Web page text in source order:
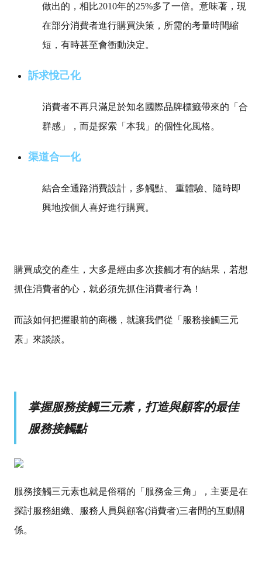
做出的，相比2010年的25%多了一倍。意味著，現
在部分消費者進行購買決策，所需的考量時間縮
短，有時甚至會衝動決定。
訴求悅己化
消費者不再只滿足於知名國際品牌標籤帶來的「合
群感」，而是探索「本我」的個性化風格。
渠道合一化
結合全通路消費設計，多觸點、 重體驗、隨時即
興地按個人喜好進行購買。
購買成交的產生，大多是經由多次接觸才有的結果， 若想
抓住消費者的心，就必須先抓住消費者行為！
而該如何把握眼前的商機，就讓我們從「服務接觸三元
素」來談談。
掌握服務接觸三元素，打造與顧客的最佳
服務接觸點
服務接觸三元素也就是俗稱的「服務金三角」，主要是在
探討服務組織、服務人員與顧客(消費者)三者間的互動關
係。